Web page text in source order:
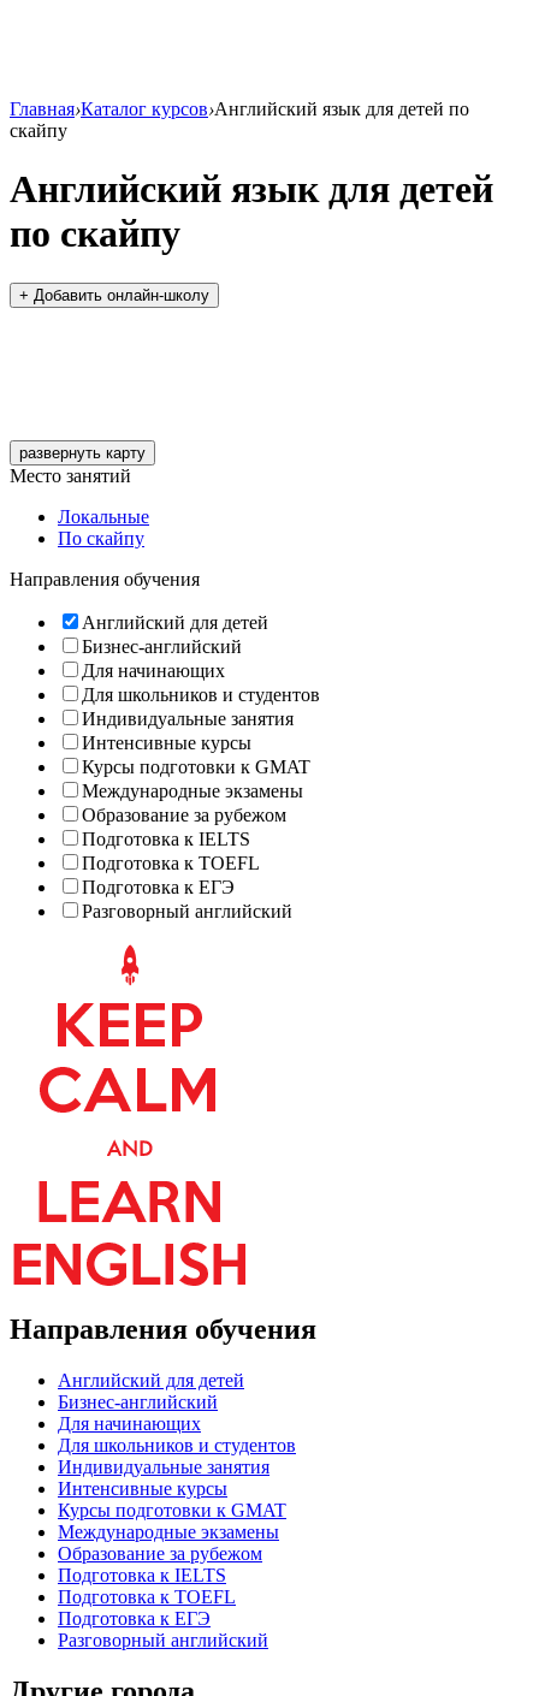
Главная›Каталог курсов›Английский язык для детей по
скайпу
Английский язык для детей
по скайпу
+ Добавить онлайн-школу
развернуть карту
Место занятий
Локальные
По скайпу
Направления обучения
Английский для детей
Бизнес-английский
Для начинающих
Для школьников и студентов
Индивидуальные занятия
Интенсивные курсы
Курсы подготовки к GMAT
Международные экзамены
Образование за рубежом
Подготовка к IELTS
Подготовка к TOEFL
Подготовка к ЕГЭ
Разговорный английский
Направления обучения
Английский для детей
Бизнес-английский
Для начинающих
Для школьников и студентов
Индивидуальные занятия
Интенсивные курсы
Курсы подготовки к GMAT
Международные экзамены
Образование за рубежом
Подготовка к IELTS
Подготовка к TOEFL
Подготовка к ЕГЭ
Разговорный английский